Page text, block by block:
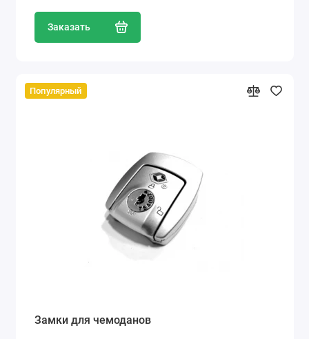
Заказать
Популярный
Замки для чемоданов